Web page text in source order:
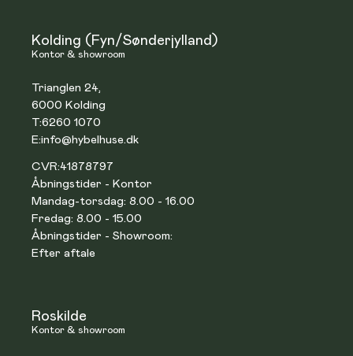
Kolding (Fyn/Sønderjylland)
Kontor & showroom
Trianglen 24,
6000 Kolding
T:6260 1070
E:info@hybelhuse.dk
CVR:41878797
Åbningstider - Kontor
Mandag-torsdag: 8.00 - 16.00
Fredag: 8.00 - 15.00
Åbningstider - Showroom:
Efter aftale
Roskilde
Kontor & showroom